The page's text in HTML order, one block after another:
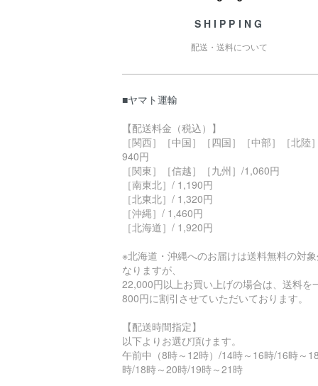
SHIPPING
配送・送料について
■ヤマト運輸
【配送料金（税込）】
［関西］［中国］［四国］［中部］［北陸
940円
［関東］［信越］［九州］/1,060円
［南東北］/ 1,190円
［北東北］/ 1,320円
［沖縄］/ 1,460円
［北海道］/ 1,920円
※北海道・沖縄へのお届けは送料無料の対象
なりますが、
22,000円以上お買い上げの場合は、送料を
800円に割引させていただいております。
【配送時間指定】
以下よりお選び頂けます。
午前中（8時～12時）/14時～16時/16時～18
時/18時～20時/19時～21時